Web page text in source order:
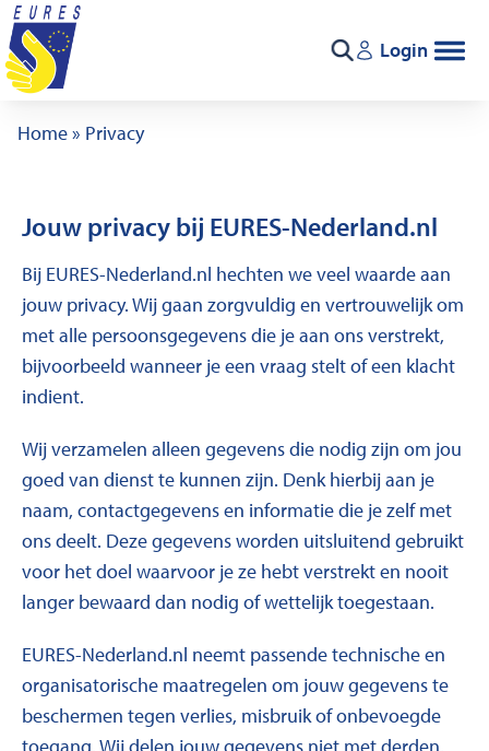
Ga naar de inhoud
Login
Home» Privacy
Jouw privacy bij EURES-Nederland.nl
Bij EURES-Nederland.nl hechten we veel waarde aan
jouw privacy. Wij gaan zorgvuldig en vertrouwelijk om
met alle persoonsgegevens die je aan ons verstrekt,
bijvoorbeeld wanneer je een vraag stelt of een klacht
indient.
Wij verzamelen alleen gegevens die nodig zijn om jou
goed van dienst te kunnen zijn. Denk hierbij aan je
naam, contactgegevens en informatie die je zelf met
ons deelt. Deze gegevens worden uitsluitend gebruikt
voor het doel waarvoor je ze hebt verstrekt en nooit
langer bewaard dan nodig of wettelijk toegestaan.
EURES-Nederland.nl neemt passende technische en
organisatorische maatregelen om jouw gegevens te
beschermen tegen verlies, misbruik of onbevoegde